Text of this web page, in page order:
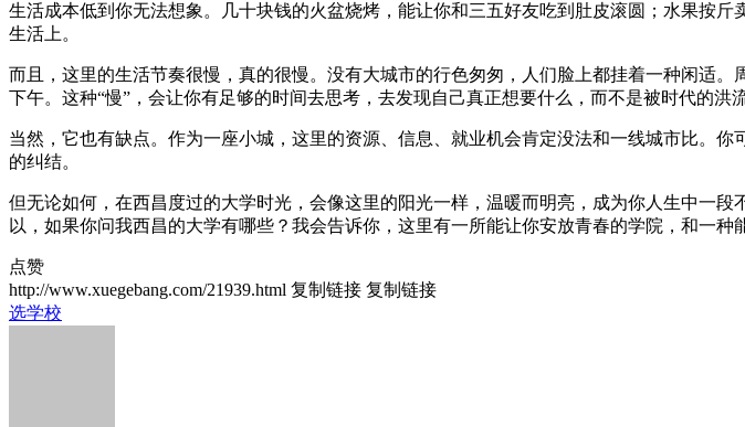
生活成本低到你无法想象。几十块钱的火盆烧烤，能让你和三五好友吃到肚皮滚圆；水果按
生活上。
而且，这里的生活节奏很慢，真的很慢。没有大城市的行色匆匆，人们脸上都挂着一种闲适
下午。这种“慢”，会让你有足够的时间去思考，去发现自己真正想要什么，而不是被时代的洪
当然，它也有缺点。作为一座小城，这里的资源、信息、就业机会肯定没法和一线城市比。
的纠结。
但无论如何，在西昌度过的大学时光，会像这里的阳光一样，温暖而明亮，成为你人生中一
以，如果你问我西昌的大学有哪些？我会告诉你，这里有一所能让你安放青春的学院，和一种
点赞
http://www.xuegebang.com/21939.html 复制链接 复制链接
选学校